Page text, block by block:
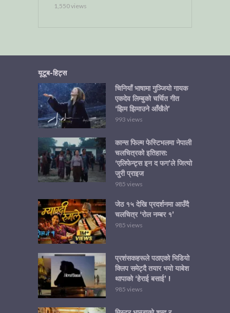
1,550 views
यूटूब-हिट्स
चिनियाँ भाषामा गुञ्जियो गायक
एकदेव लिम्बुको चर्चित गीत
‘झिम झिमाउने आँखैले’
993 views
कान्स फिल्म फेस्टिभलमा नेपाली
चलचित्रको इतिहास:
‘एलिफेन्ट्स इन द फग’ले जित्यो
जुरी प्राइज
985 views
जेठ १५ देखि प्रदर्शनमा आउँदै
चलचित्र ‘रोल नम्बर १’
985 views
प्रशंसकहरूले पठाएको भिडियो
क्लिप समेट्दै तयार भयो याबेश
थापाको ‘हेराई बसाई’ !
985 views